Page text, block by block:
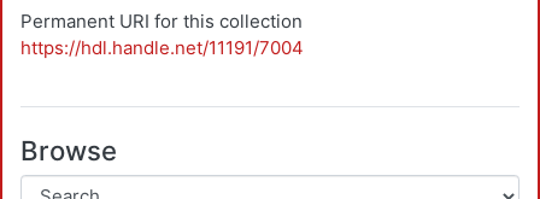
Permanent URI for this collection
https://hdl.handle.net/11191/7004
Browse